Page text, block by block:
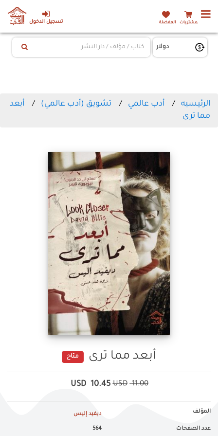
تسجيل الدخول المشتريات المفضلة
الرئيسيه أدب عالمي تشويق (أدب عالمي)
أبعد
مما ترى
أبعد مما ترى متاح
11.00
USD
10.45
USD
المؤلف ديفيد إليس
عدد الصفحات 564